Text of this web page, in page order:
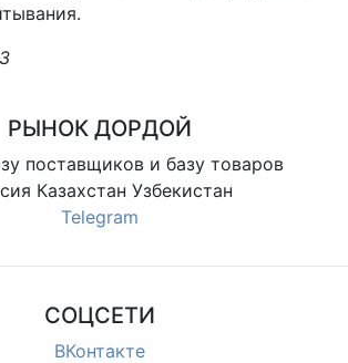
РЫНОК ДОРДОЙ
поставщиков и базу товаров
Казахстан Узбекистан
Telegram
СОЦСЕТИ
ВКонтакте